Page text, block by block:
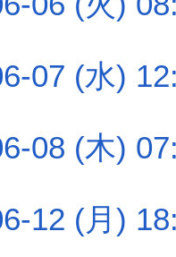
07 (水)
08 (木)
12 (月)